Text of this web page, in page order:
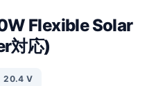
Flexible Solar
対応)
20.4 V